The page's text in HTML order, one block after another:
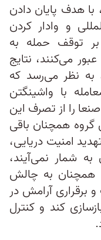
با هدف پایان دادن
و وادار کردن
توقف حمله به
می‌کنند، نتایج
به نظر می‌رسد که
با واشینگتن
صنعا را از تصرف این
گروه همچنان باقی
امنیت دریایی،
شمار نمی‌آیند،
همچنان به چالش
آرامش در
کند و کنترل